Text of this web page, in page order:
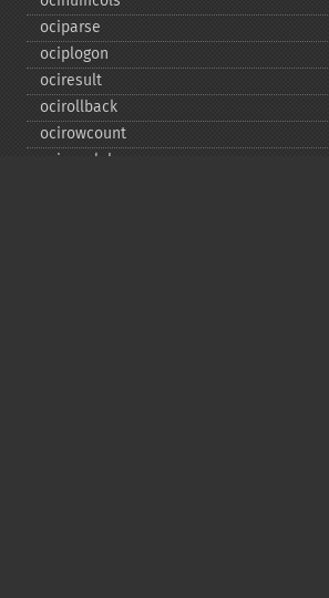
ociparse
ociplogon
ociresult
ocirollback
ocirowcount
ocisavelob